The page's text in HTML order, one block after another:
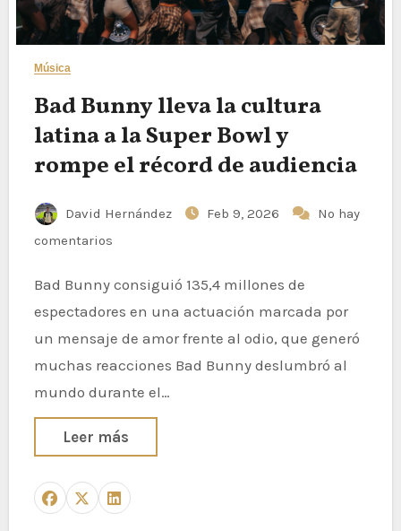
Música
Bad Bunny lleva la cultura
latina a la Super Bowl y
rompe el récord de audiencia
David Hernández Feb 9, 2026
No hay
comentarios
Bad Bunny consiguió 135,4 millones de
espectadores en una actuación marcada por
un mensaje de amor frente al odio, que generó
muchas reacciones Bad Bunny deslumbró al
mundo durante el…
Leer más